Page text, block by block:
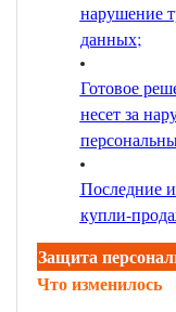
нарушение
данных;
Готовое
несет за
Последние
купли-
Защита
Что изменилось